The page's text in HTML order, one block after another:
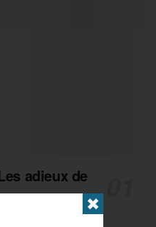
adieux de
✖